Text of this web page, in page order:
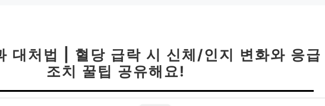
대처법 | 혈당 급락 시 신체/인지 변화와 응급
조치 꿀팁 공유해요!